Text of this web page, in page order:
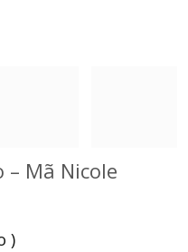
– Mã Nicole
)